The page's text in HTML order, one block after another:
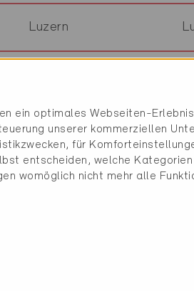
Luzern
Lenzburg
Basel
ein optimales Webseiten-
unserer kommerziellen
für
entscheiden, welche
womöglich nicht mehr alle